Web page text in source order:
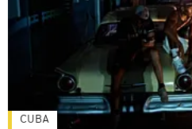
CUBA